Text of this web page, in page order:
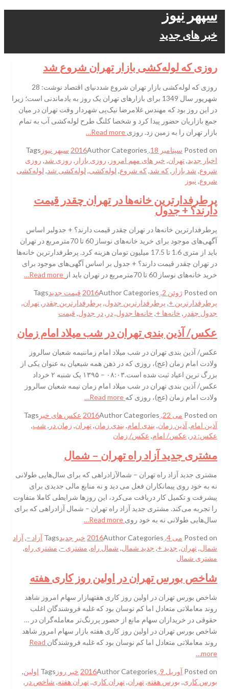
سپهر نیوز
خبر های جدید
روزی که لوله‌کشی بازار تهران شروع شد
روزی که لوله‌کشی بازار تهران شروع شددنیای اقتصاد نوشت: 28
شهریور سال 1349 برای بازارهای تهران یک روز به یادماندنی است؛ زیرا
در این روز بود که مهندس غلامرضا نیک‌پی شهردار وقت تهران در میان
جمع بازاریان حضور پیدا کرد و شخصا کلنگ طرح لوله‌کشی آب به تمام
بازار تهران را به زمین زد. روزی
Posted on سپتامبر 18, 2016 AuthorCategories سپهر نیوز Tags
اخبار جدید,تهران, خبر های مهم امروز , روزی بازار , روزی شد, روزی
شروع, شد بازار ,که شد,که شروع, لوله‌کشی, لوله‌کشی شد, لوله‌کشی
شروع, نیوز
پرطرفدارترین خانه‌ها در تهران چقدر قیمت
دارند؟ + جدول
پرطرفدارترین خانه‌ها در تهران چقدر قیمت دارند؟ + جدولبر اساس
آگهی‌های موجود برای خرید خانه‌های نوساز 60 تا 70مترمربع در تهران
باید از متری 1.6 تا 17.5 میلیون تومان هزینه کرد. پرطرفدارترین خانه‌ها
در تهران چقدر قیمت دارند؟ + جدول بر اساس آگهی‌های موجود برای
خرید خانه‌های نوساز 60 تا 70مترمربع در تهران باید از
Posted on ژوئن 2, 2016 AuthorCategories قیمت جدیدTags
پرطرفدارترین +, پرطرفدارترین جدول, پرطرفدارترین چقدر ,تهران,
جدول چقدر , خانه‌ها +, خانه‌ها جدول,در ,در جدول, قیمت
عکس/ آذین بندی تهران در شب میلاد امام زمان
عکس/ آذین بندی تهران در شب میلاد امام زماننیمه شعبان سالروز
ولادت امام زمان (عج)، روزی که در ذهن همه شیعیان به عنوان یکی از
بزرگ ترین اعیاد ثبت شده است.۰۸:۰۳ – ۱۳۹۵ یک شنبه ۲ خرداد
عکس/ آذین بندی تهران در شب میلاد امام زمان نیمه شعبان سالروز
ولادت امام زمان (عج)، روزی که
Posted on می 22, 2016 AuthorCategories عکس های خبر Tags
آذین امام,آذین زمان, بندی امام, بندی زمان,تهران, زمان در , شب,
عکس: در , عکس/ امام, عکس/ زمان
مشتری جدید آزاد راه تهران – شمال
مشتری جدید آزاد راه تهران – شمالآزادراهی که برای سال‌هایی طولانی
نه به خود روی پیمانکاران فعل می دید و نه منابع مالی جدیدی برای
پیشرفت و تکمیل کار دریافت می‌کرد، این روزها شرایطی کاملا متفاوت
را تجربه می‌کند. مشتری جدید آزاد راه تهران – شمال آزادراهی که برای
سال‌هایی طولانی نه به خود روی
Posted on می 4, 2016 AuthorCategories خبر جدیدTags آزاد –,آزاد
شمال,تهران, جدید +, جدید شمال, شمال راه, مشتری –, مشتری راه,
مشتری شمال
شاخص بورس تهران در اولین روز کاری هفته
شاخص بورس تهران در اولین روز کاری هفتهبازار سهام امروز شاهد
روند معاملاتی متعادل اما کم نوسان بود که غلبه فروشندگان اغلب
حقوقی در خریداران سهام مانع از حضور پررنگ‌تر معامله‌گران در …
شاخص بورس تهران در اولین روز کاری هفته بازار سهام امروز شاهد
روند معاملاتی متعادل اما کم نوسان بود که غلبه فروشندگان Read
more…
Posted on آوریل 9, 2016 AuthorCategories خبر روز Tags اولین,
بورس کاری, بورس هفته,تهران,تهران کاری,تهران هفته, شاخص در ,